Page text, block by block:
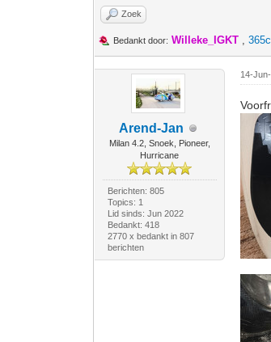
Zoek
Bedankt door: Willeke_IGKT ,
Arend-Jan
Milan 4.2, Snoek, Pioneer,
Hurricane
Berichten: 805
Topics: 1
Lid sinds: Jun 2022
Bedankt: 418
2770 x bedankt in 807
berichten
14-